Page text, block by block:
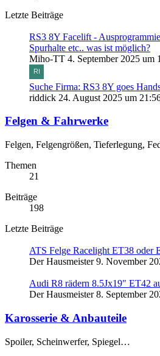
Letzte Beiträge
RS3 8Y Facelift -
Spurhalte etc.. was ist möglich?
Miho-TT 4. September 2025 um
Suche Firma: RS3 8Y goes
riddick 24. August 2025 um
Felgen & Fahrwerke
Felgen, Felgengrößen, Tieferlegung,
Themen
21
Beiträge
198
Letzte Beiträge
ATS Felge Racelight ET38 oder
Der Hausmeister9. November
Audi R8 rädern 8.5Jx19" ET42
Der Hausmeister8. September
Karosserie & Anbauteile
Spoiler, Scheinwerfer, Spiegel…